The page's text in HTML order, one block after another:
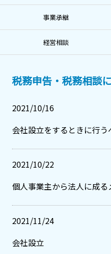
事業承継
経営相談
税務申告・税務相談
2021/10/16
会社設立をするときに行
2021/10/22
個人事業主から法人に成
2021/11/24
会社設立